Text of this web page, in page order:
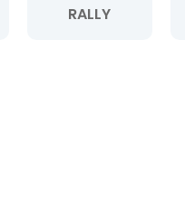
RALLY